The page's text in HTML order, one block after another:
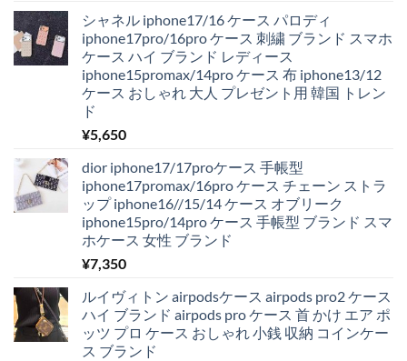
シャネル iphone17/16 ケース パロディ
iphone17pro/16pro ケース 刺繍 ブランド スマホ
ケース ハイ ブランド レディース
iphone15promax/14pro ケース 布 iphone13/12
ケース おしゃれ 大人 プレゼント用 韓国 トレン
ド
¥5,650
dior iphone17/17proケース 手帳型
iphone17promax/16pro ケース チェーン ストラ
ップ iphone16//15/14 ケース オブリーク
iphone15pro/14pro ケース 手帳型 ブランド スマ
ホケース 女性 ブランド
¥7,350
ルイヴィトン airpodsケース airpods pro2 ケース
ハイ ブランド airpods pro ケース 首 かけ エア ポ
ッツ プロ ケース おしゃれ 小銭 収納 コインケー
ス ブランド